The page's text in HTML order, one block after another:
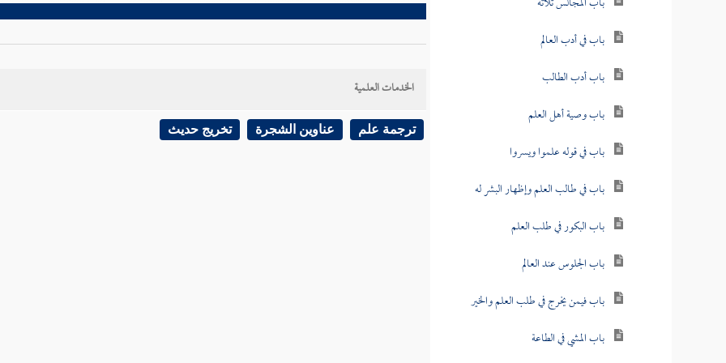
باب في أدب العالم
باب أدب الطالب
باب وصية أهل العلم
باب في قوله علموا ويسروا
باب في طالب العلم وإظهار البشر له
باب البكور في طلب العلم
باب الجلوس عند العالم
باب فيمن يخرج في طلب العلم والخير
باب المشي في الطاعة
الخدمات العلمية
ترجمة علم عناوين الشجرة تخريج حديث